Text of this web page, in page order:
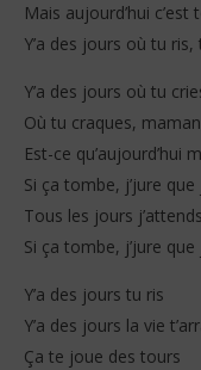
Mais aujourd’hui
Y’a des jours où tu ris,
Y’a des jours où tu
Où tu craques,
Est-ce qu’aujourd’hui
Si ça tombe, j’jure
Tous les jours
Si ça tombe, j’jure
Y’a des jours tu ris
Y’a des jours la vie
Ça te joue des tours